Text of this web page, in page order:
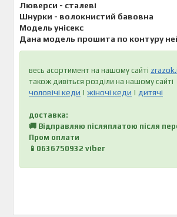
Люверси - сталеві
Шнурки - волокнистий бавовна
Модель унісекс
Дана модель прошита по контуру
весь асортимент на нашому сайті
також дивіться розділи на нашому сайті
чоловічі кеди | жіночі кеди | дитячі
доставка:
🚚 Відправляю післяплатою після
Пром оплати
📱0636750932 viber